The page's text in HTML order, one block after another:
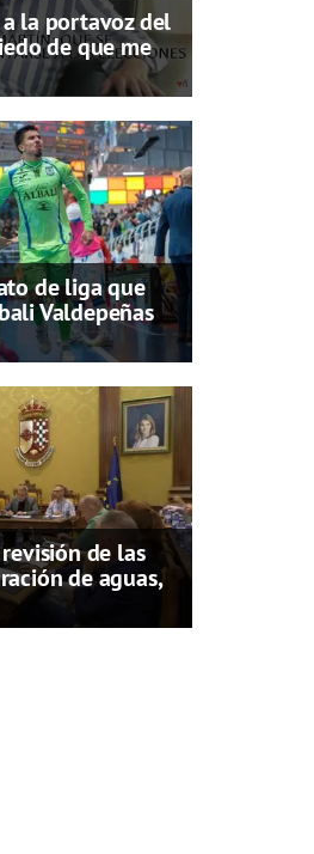
la portavoz del
de que me
de liga que
Valdepeñas
de las
de aguas,